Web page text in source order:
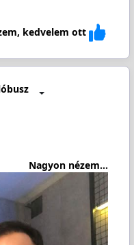
kedvelem ott
Nagyon nézem...